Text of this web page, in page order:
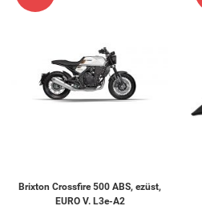
Brixton Crossfire 500 ABS, ezüst,
EURO V. L3e-A2